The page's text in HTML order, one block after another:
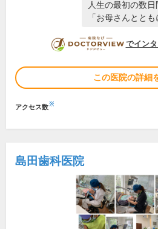
人生の最初の数
「お母さんとと
でイン
この医院の詳細
アクセス数※
島田歯科医院